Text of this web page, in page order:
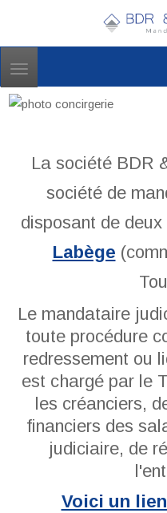
Toggle
navigation
La société BDR
société de
disposant de
Labège
Le mandataire
toute procédure
redressement ou
est chargé par le
les créanciers,
financiers des
judiciaire, de
Voici un